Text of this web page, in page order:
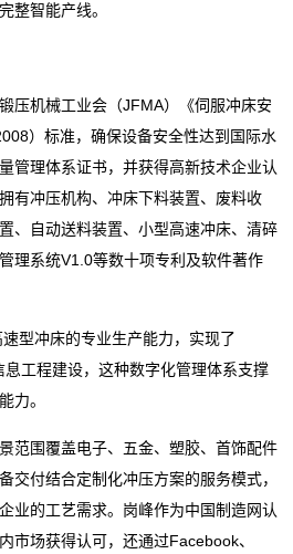
整智能产线。
机械工业会（JFMA）《伺服冲床安
）标准，确保设备安全性达到国际水
管理体系证书，并获得高新技术企业认
有冲压机构、冲床下料装置、废料收
、自动送料装置、小型高速冲床、清碎
理系统V1.0等数十项专利及软件著作
冲床的专业生产能力，实现了
工程建设，这种数字化管理体系支撑
力。
围覆盖电子、五金、塑胶、首饰配件
交付结合定制化冲压方案的服务模式，
业的工艺需求。岗峰作为中国制造网认
市场获得认可，还通过Facebook、